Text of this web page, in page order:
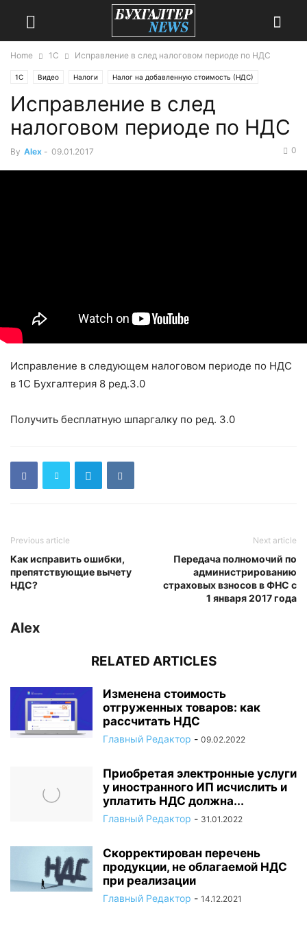
Home 1С Исправление в след налоговом периоде по НДС
1С Видео Налоги Налог на добавленную стоимость (НДС)
Исправление в след
налоговом периоде по НДС
By Alex - 09.01.2017 0
Исправление в следующем налоговом периоде по НДС
в 1С Бухгалтерия 8 ред.3.0
Получить бесплатную шпаргалку по ред. 3.0
Previous article
Как исправить ошибки,
препятствующие вычету
НДС?
Next article
Передача полномочий по
администрированию
страховых взносов в ФНС с
1 января 2017 года
Alex
RELATED ARTICLES
Изменена стоимость
отгруженных товаров: как
рассчитать НДС
Главный Редактор - 09.02.2022
Приобретая электронные услуги
у иностранного ИП исчислить и
уплатить НДС должна...
Главный Редактор - 31.01.2022
Скорректирован перечень
продукции, не облагаемой НДС
при реализации
Главный Редактор - 14.12.2021